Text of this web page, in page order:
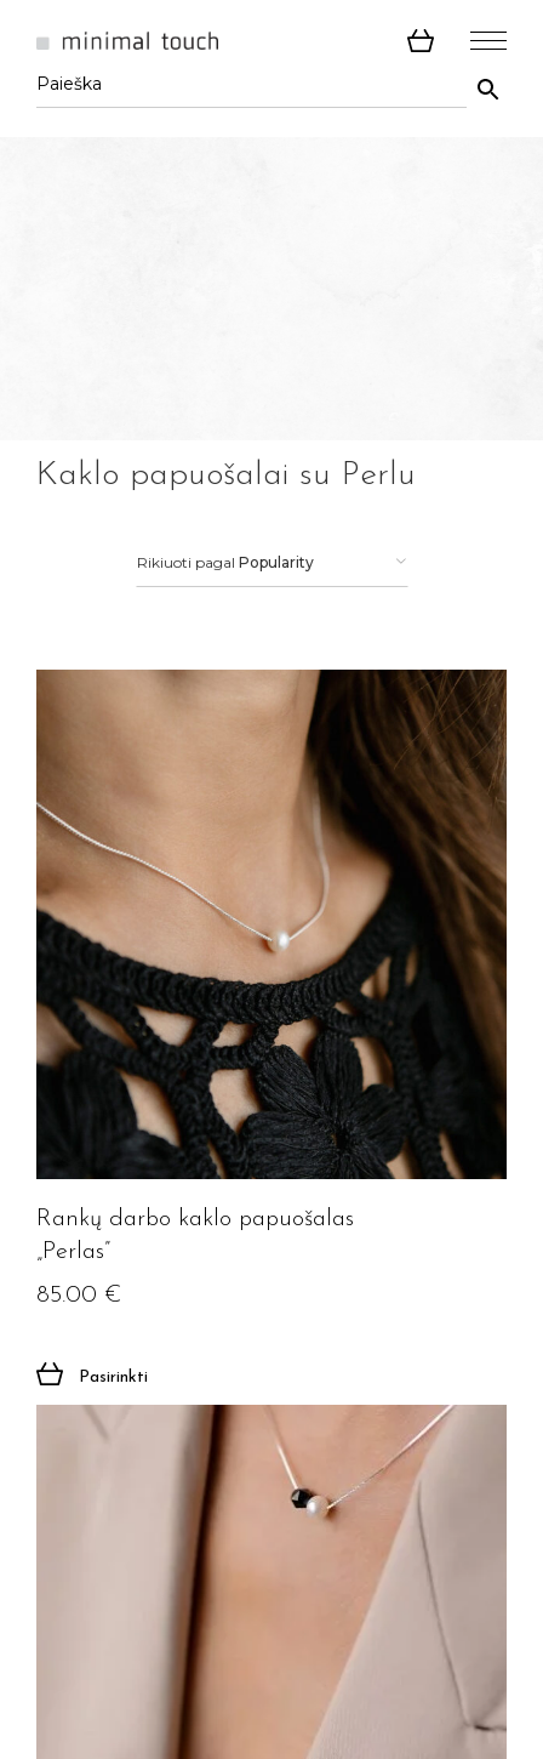
Kaklo papuošalai su Perlu
Rikiuoti pagal Popularity
Rankų darbo kaklo papuošalas
„Perlas”
85.00 €
Pasirinkti